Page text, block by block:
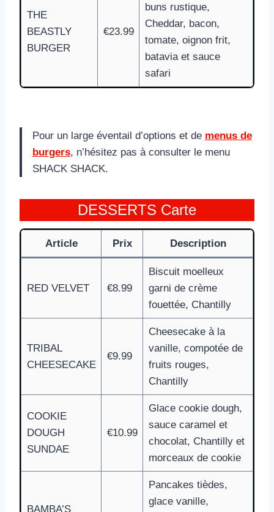
THE
BEASTLY
BURGER
€23.99
buns rustique,
Cheddar, bacon,
tomate, oignon frit,
batavia et sauce
safari
Pour un large éventail d’options et de menus de
burgers, n’hésitez pas à consulter le menu
SHACK SHACK.
DESSERTS Carte
Article Prix Description
RED VELVET €8.99
Biscuit moelleux
garni de crème
fouettée, Chantilly
TRIBAL
CHEESECAKE
€9.99
Cheesecake à la
vanille, compotée de
fruits rouges,
Chantilly
COOKIE
DOUGH
SUNDAE
€10.99
Glace cookie dough,
sauce caramel et
chocolat, Chantilly et
morceaux de cookie
BAMBA’S
Pancakes tièdes,
glace vanille,